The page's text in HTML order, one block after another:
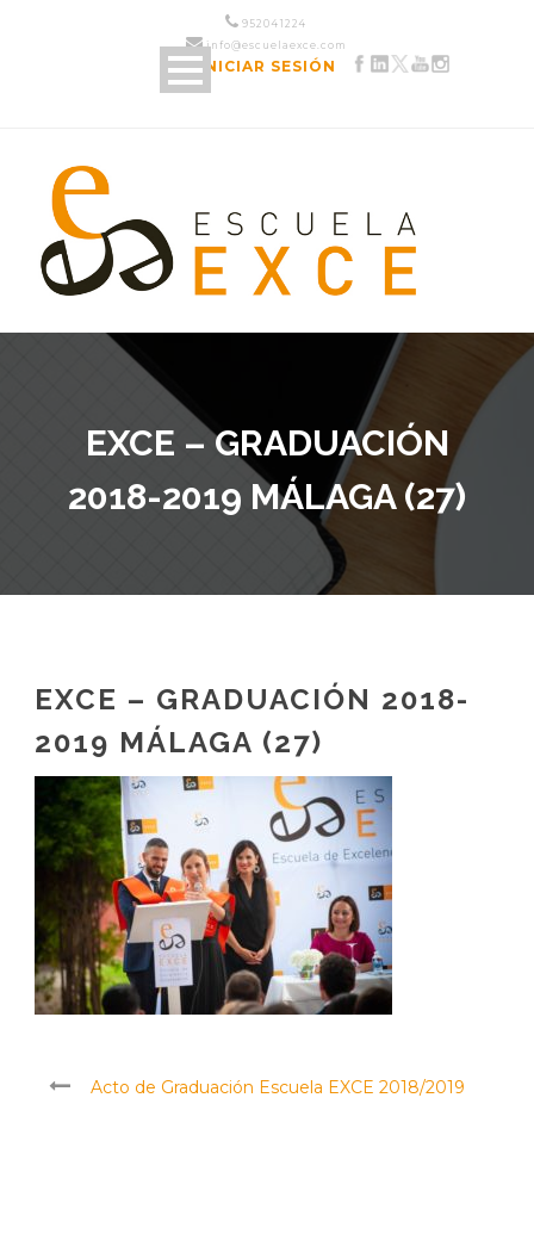
952 04 12 24
info@escuelaexce.com
INICIAR SESIÓN
EXCE – GRADUACIÓN
2018-2019 MÁLAGA (27)
EXCE – GRADUACIÓN 2018-
2019 MÁLAGA (27)
Acto de Graduación Escuela EXCE 2018/2019